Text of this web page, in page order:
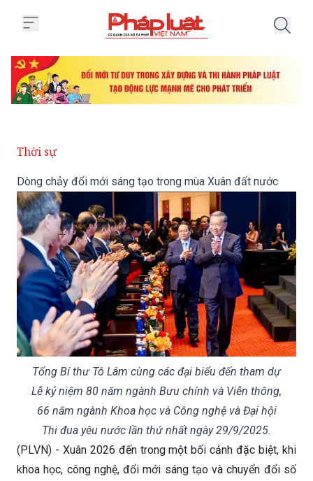
Thời sự
Dòng chảy đổi mới sáng tạo trong mùa Xuân đất nước
Tổng Bí thư Tô Lâm cùng các đại biểu đến tham dự
Lễ kỷ niệm 80 năm ngành Bưu chính và Viễn thông,
66 năm ngành Khoa học và Công nghệ và Đại hội
Thi đua yêu nước lần thứ nhất ngày 29/9/2025.
(PLVN) - Xuân 2026 đến trong một bối cảnh đặc biệt, khi
khoa học, công nghệ, đổi mới sáng tạo và chuyển đổi số